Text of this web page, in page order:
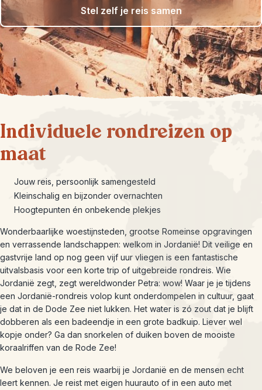
Stel zelf je reis samen
Individuele rondreizen op
maat
Jouw reis, persoonlijk samengesteld
Kleinschalig en bijzonder overnachten
Hoogtepunten én onbekende plekjes
Wonderbaarlijke woestijnsteden, grootse Romeinse opgravingen
en verrassende landschappen: welkom in Jordanië! Dit veilige en
gastvrije land op nog geen vijf uur vliegen is een fantastische
uitvalsbasis voor een korte trip of uitgebreide rondreis. Wie
Jordanië zegt, zegt wereldwonder Petra: wow! Waar je je tijdens
een Jordanië-rondreis volop kunt onderdompelen in cultuur, gaat
je dat in de Dode Zee niet lukken. Het water is zó zout dat je blijft
dobberen als een badeendje in een grote badkuip. Liever wel
kopje onder? Ga dan snorkelen of duiken boven de mooiste
koraalriffen van de Rode Zee!
We beloven je een reis waarbij je Jordanië en de mensen echt
leert kennen. Je reist met eigen huurauto of in een auto met